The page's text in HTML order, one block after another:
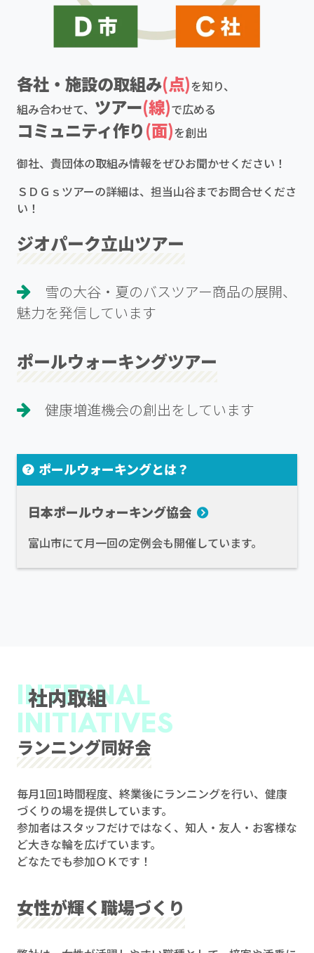
各社・施設の取組み(点)を知り、
組み合わせて、 ツアー(線)で広める
コミュニティ作り(面)を創出
御社、貴団体の取組み情報をぜひお聞かせください！
ＳＤＧｓツアーの詳細は、担当山谷までお問合せくださ
い！
ジオパーク立山ツアー
雪の大谷・夏のバスツアー商品の展開、
魅力を発信しています
ポールウォーキングツアー
健康増進機会の創出をしています
ポールウォーキングとは？
日本ポールウォーキング協会
富山市にて月一回の定例会も開催しています。
INTERNAL
INITIATIVES
社内取組
ランニング同好会
毎月1回1時間程度、終業後にランニングを行い、健康
づくりの場を提供しています。
参加者はスタッフだけではなく、知人・友人・お客様な
ど大きな輪を広げています。
どなたでも参加ＯＫです！
女性が輝く職場づくり